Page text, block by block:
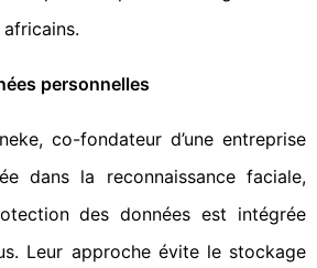
personnelles
co-fondateur d’une entreprise
dans la reconnaissance faciale,
des données est intégrée
Leur approche évite le stockage